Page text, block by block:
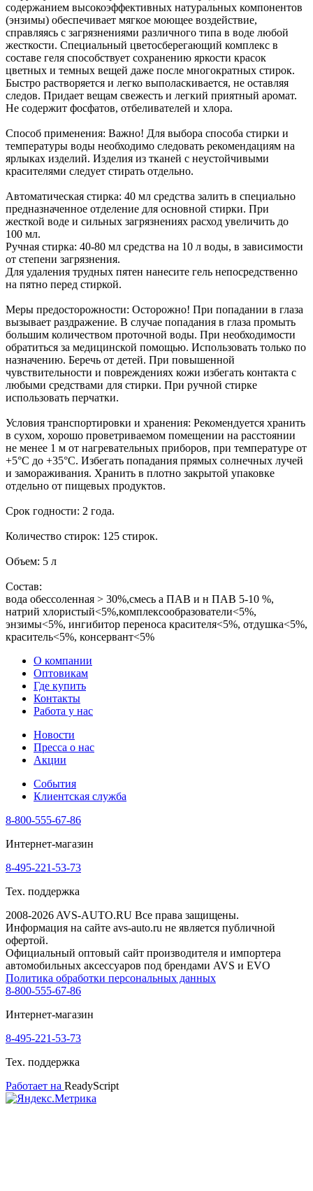
содержанием высокоэффективных натуральных компонентов
(энзимы) обеспечивает мягкое моющее воздействие,
справляясь с загрязнениями различного типа в воде любой
жесткости. Специальный цветосберегающий комплекс в
составе геля способствует сохранению яркости красок
цветных и темных вещей даже после многократных стирок.
Быстро растворяется и легко выполаскивается, не оставляя
следов. Придает вещам свежесть и легкий приятный аромат.
Не содержит фосфатов, отбеливателей и хлора.
Способ применения: Важно! Для выбора способа стирки и
температуры воды необходимо следовать рекомендациям на
ярлыках изделий. Изделия из тканей с неустойчивыми
красителями следует стирать отдельно.
Автоматическая стирка: 40 мл средства залить в специально
предназначенное отделение для основной стирки. При
жесткой воде и сильных загрязнениях расход увеличить до
100 мл.
Ручная стирка: 40-80 мл средства на 10 л воды, в зависимости
от степени загрязнения.
Для удаления трудных пятен нанесите гель непосредственно
на пятно перед стиркой.
Меры предосторожности: Осторожно! При попадании в глаза
вызывает раздражение. В случае попадания в глаза промыть
большим количеством проточной воды. При необходимости
обратиться за медицинской помощью. Использовать только по
назначению. Беречь от детей. При повышенной
чувствительности и повреждениях кожи избегать контакта с
любыми средствами для стирки. При ручной стирке
использовать перчатки.
Условия транспортировки и хранения: Рекомендуется хранить
в сухом, хорошо проветриваемом помещении на расстоянии
не менее 1 м от нагревательных приборов, при температуре от
+5°С до +35°С. Избегать попадания прямых солнечных лучей
и замораживания. Хранить в плотно закрытой упаковке
отдельно от пищевых продуктов.
Срок годности: 2 года.
Количество стирок: 125 стирок.
Объем: 5 л
Состав:
вода обессоленная > 30%,смесь а ПАВ и н ПАВ 5-10 %,
натрий хлористый<5%,комплексообразователи<5%,
энзимы<5%, ингибитор переноса красителя<5%, отдушка<5%,
краситель<5%, консервант<5%
О компании
Оптовикам
Где купить
Контакты
Работа у нас
Новости
Пресса о нас
Акции
События
Клиентская служба
8-800-555-67-86
Интернет-магазин
8-495-221-53-73
Тех. поддержка
2008-2026 AVS-AUTO.RU Все права защищены.
Информация на сайте avs-auto.ru не является публичной
офертой.
Официальный оптовый сайт производителя и импортера
автомобильных аксессуаров под брендами AVS и EVO
Политика обработки персональных данных
8-800-555-67-86
Интернет-магазин
8-495-221-53-73
Тех. поддержка
Работает на ReadyScript